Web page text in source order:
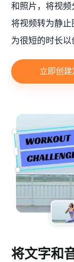
和照片，将视
将视频转为静
为很短的时长以
立即创
将文字和